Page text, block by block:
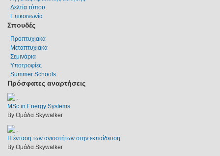
Δελτία τύπου
Επικοινωνία
Σπουδές
Προπτυχιακά
Μεταπτυχιακά
Σεμινάρια
Υποτροφίες
Summer Schools
Πρόσφατες αναρτήσεις
MSc in Energy Systems
By Ομάδα Skywalker
Η ένταση των ανισοτήτων στην εκπαίδευση
By Ομάδα Skywalker